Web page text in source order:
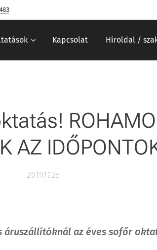
Kapcsolat Híroldal /
AZ
2019.11.25
az éves sofőr